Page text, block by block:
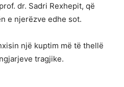
dr. Sadri Rexhepit, që
e njerëzve edhe sot.
një kuptim më të thellë
tragjike.